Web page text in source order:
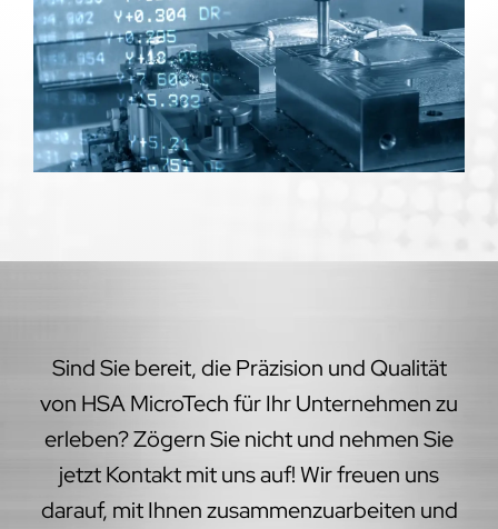
Sind Sie bereit, die Präzision und Qualität
von HSA MicroTech für Ihr Unternehmen zu
erleben? Zögern Sie nicht und nehmen Sie
jetzt Kontakt mit uns auf! Wir freuen uns
darauf, mit Ihnen zusammenzuarbeiten und